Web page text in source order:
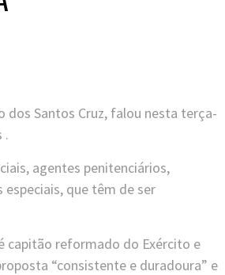
dos Santos Cruz, falou nesta terça-
.
agentes penitenciários,
que têm de ser
capitão reformado do Exército e
“consistente e duradoura” e